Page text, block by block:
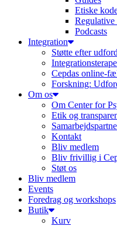
Etiske
Regulative
Podcasts
Integration
Støtte efter
Cepdas online-
Forskning:
Om os
Om Center for
Etik og
Kontakt
Bliv medlem
Bliv frivillig i
Støt os
Bliv medlem
Events
Foredrag og workshops
Butik
Kurv